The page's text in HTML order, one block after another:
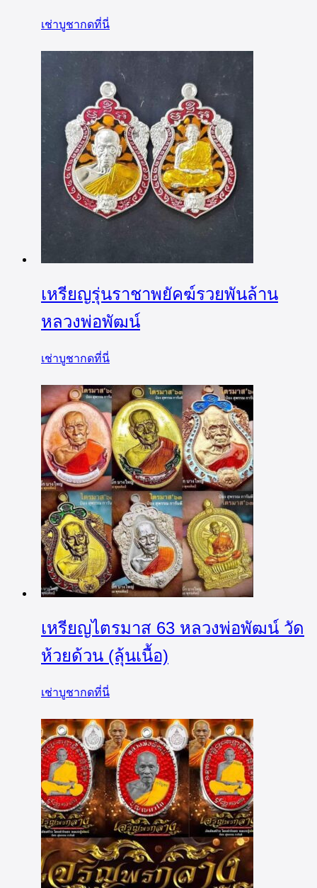
เช่าบูชากดที่นี่
เหรียญรุ่นราชาพยัคฆ์รวยพันล้าน
หลวงพ่อพัฒน์
เช่าบูชากดที่นี่
เหรียญไตรมาส 63 หลวงพ่อพัฒน์ วัด
ห้วยด้วน (ลุ้นเนื้อ)
เช่าบูชากดที่นี่